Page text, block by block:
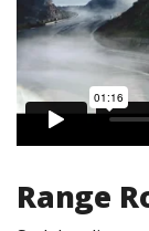
Range